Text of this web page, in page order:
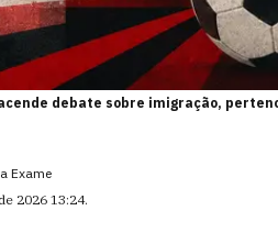
debate sobre imigração,
Exame
2026 13:24.